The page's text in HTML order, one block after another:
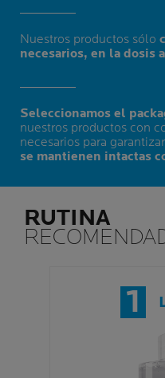
Nuestros productos sólo
necesarios, en la dosis
Seleccionamos el
nuestros productos con
necesarios para
se mantienen intactas
RUTINA
1